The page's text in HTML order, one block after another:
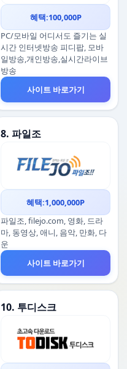
혜택:100,000P
PC/모바일 어디서도 즐기는 실
시간 인터넷방송 피디팝, 모바
일방송,개인방송,실시간라이브
방송
사이트 바로가기
8. 파일조
혜택:1,000,000P
파일조, filejo.com, 영화, 드라
마, 동영상, 애니, 음악, 만화, 다
운
사이트 바로가기
10. 투디스크